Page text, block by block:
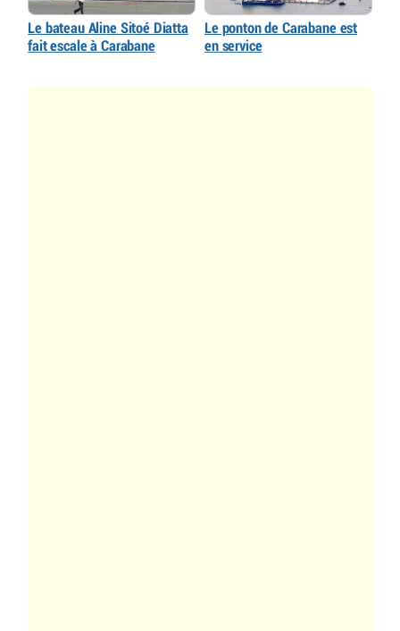
Le bateau Aline Sitoé Diatta
fait escale à Carabane
Le ponton de Carabane est
en service